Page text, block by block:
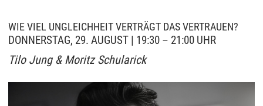
WIE VIEL UNGLEICHHEIT VERTRÄGT DAS VERTRAUEN?
DONNERSTAG, 29. AUGUST | 19:30 – 21:00 UHR
Tilo Jung & Moritz Schularick